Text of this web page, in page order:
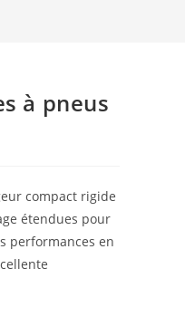
à pneus
compact rigide
étendues pour
performances en